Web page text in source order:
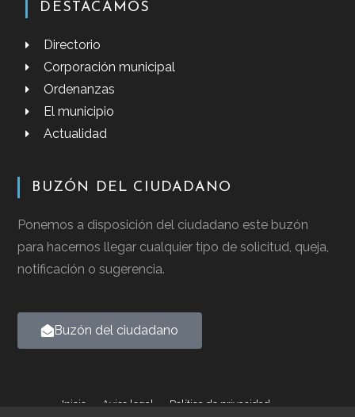
DESTACAMOS
Directorio
Corporación municipal
Ordenanzas
El municipio
Actualidad
BUZÓN DEL CIUDADANO
Ponemos a disposición del ciudadano este buzón
para hacernos llegar cualquier tipo de solicitud, queja,
notificación o sugerencia.
Buzón del ciudadano
Inicio Aviso legal
Política de privacidad